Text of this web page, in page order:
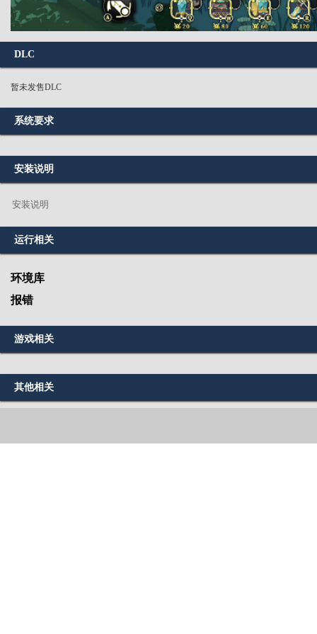
DLC
暂未发售DLC
系统要求
安装说明
安装说明
运行相关
环境库
报错
游戏相关
其他相关